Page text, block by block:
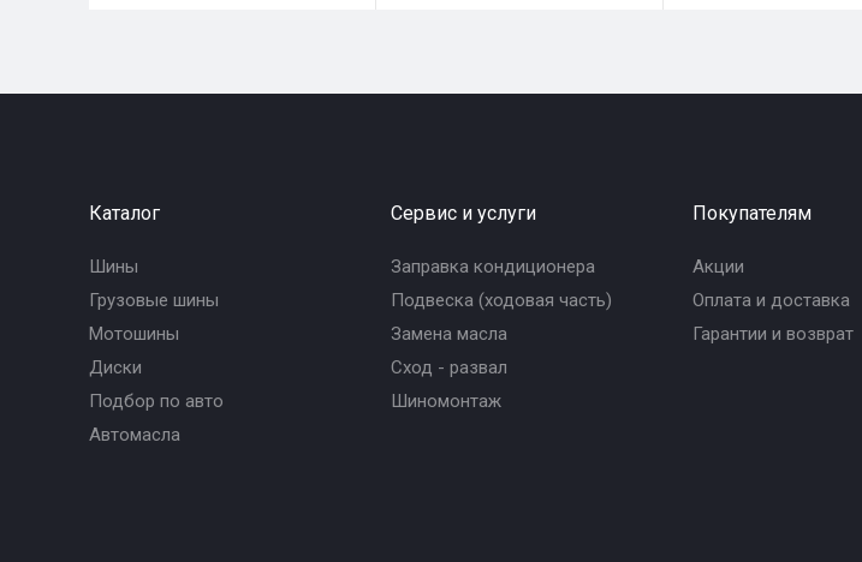
Каталог
Шины
Грузовые шины
Мотошины
Диски
Подбор по авто
Автомасла
Сервис и услуги
Заправка кондиционера
Подвеска (ходовая часть)
Замена масла
Сход - развал
Шиномонтаж
Покупателям
Акции
Оплата и доставка
Гарантии и возврат